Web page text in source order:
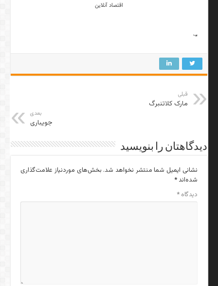
اقتصاد آنلاین
“`
قبلی
مارک کلاتنبرگ
بعدی
جویباری
دیدگاهتان را بنویسید
نشانی ایمیل شما منتشر نخواهد شد. بخش‌های موردنیاز علامت‌گذاری
شده‌اند*
دیدگاه*